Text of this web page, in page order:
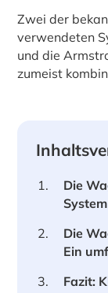
Zwei der
verwendeten
und die
zumeist
Die
Die
Ein
Fazit: